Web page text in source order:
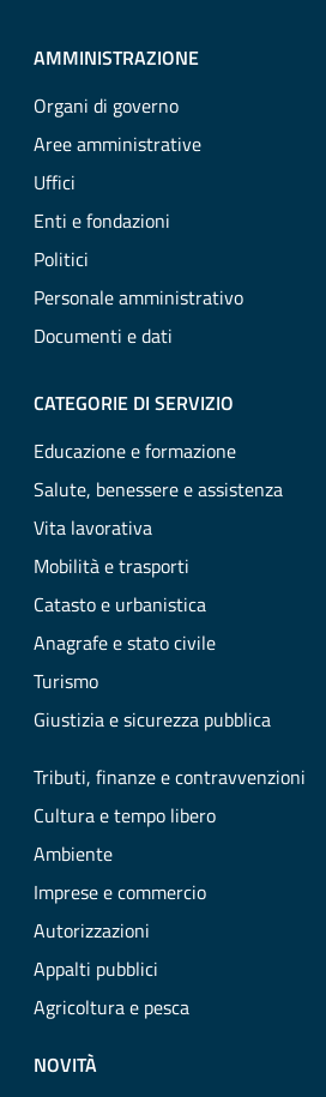
AMMINISTRAZIONE
Organi di governo
Aree amministrative
Uffici
Enti e fondazioni
Politici
Personale amministrativo
Documenti e dati
CATEGORIE DI SERVIZIO
Educazione e formazione
Salute, benessere e assistenza
Vita lavorativa
Mobilità e trasporti
Catasto e urbanistica
Anagrafe e stato civile
Turismo
Giustizia e sicurezza pubblica
Tributi, finanze e contravvenzioni
Cultura e tempo libero
Ambiente
Imprese e commercio
Autorizzazioni
Appalti pubblici
Agricoltura e pesca
NOVITÀ